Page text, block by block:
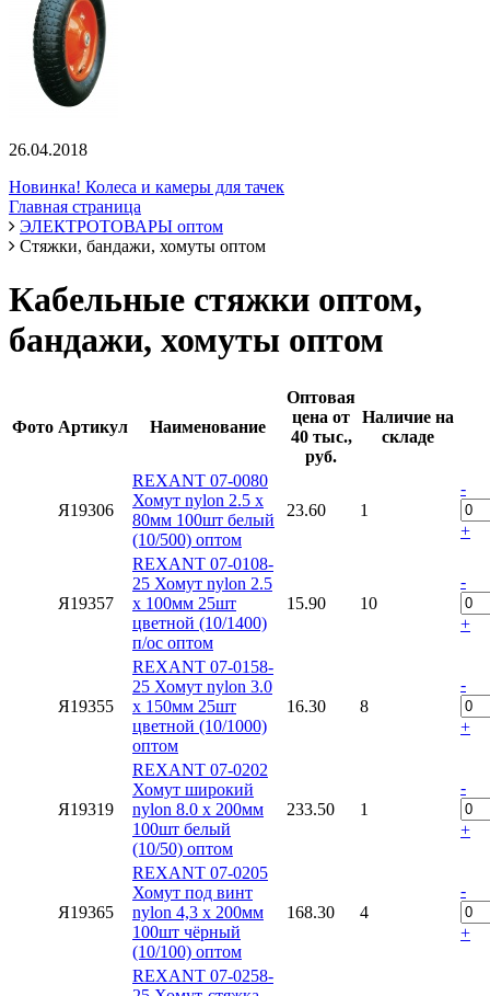
26.04.2018
Новинка! Колеса и камеры для тачек
Главная страница
ЭЛЕКТРОТОВАРЫ оптом
Стяжки, бандажи, хомуты оптом
Кабельные стяжки оптом,
бандажи, хомуты оптом
Фото Артикул Наименование
Оптовая
цена от
40 тыс.,
руб.
Наличие на
складе
Я19306
REXANT 07-0080
Хомут nylon 2.5 х
80мм 100шт белый
(10/500) оптом
23.60 1
-
+
Я19357
REXANT 07-0108-
25 Хомут nylon 2.5
х 100мм 25шт
цветной (10/1400)
п/ос оптом
15.90 10
-
+
Я19355
REXANT 07-0158-
25 Хомут nylon 3.0
х 150мм 25шт
цветной (10/1000)
оптом
16.30 8
-
+
Я19319
REXANT 07-0202
Хомут широкий
nylon 8.0 х 200мм
100шт белый
(10/50) оптом
233.50 1
-
+
Я19365
REXANT 07-0205
Хомут под винт
nylon 4,3 х 200мм
100шт чёрный
(10/100) оптом
168.30 4
-
+
REXANT 07-0258-